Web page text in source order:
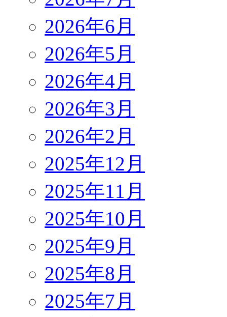
2026年6月
2026年5月
2026年4月
2026年3月
2026年2月
2025年12月
2025年11月
2025年10月
2025年9月
2025年8月
2025年7月